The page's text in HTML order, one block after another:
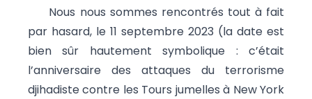
Nous nous sommes rencontrés tout à fait
par hasard, le 11 septembre 2023 (la date est
bien sûr hautement symbolique : c’était
l’anniversaire des attaques du terrorisme
djihadiste contre les Tours jumelles à New York